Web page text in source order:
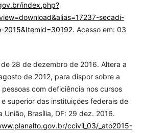
index.php?
secadi-
2015&Itemid=30192. Acesso em: 03
28 de dezembro de 2016. Altera a
de 2012, para dispor sobre a
com deficiência nos cursos
superior das instituições federais de
União, Brasília, DF: 29 dez. 2016.
ccivil_03/_ato2015-